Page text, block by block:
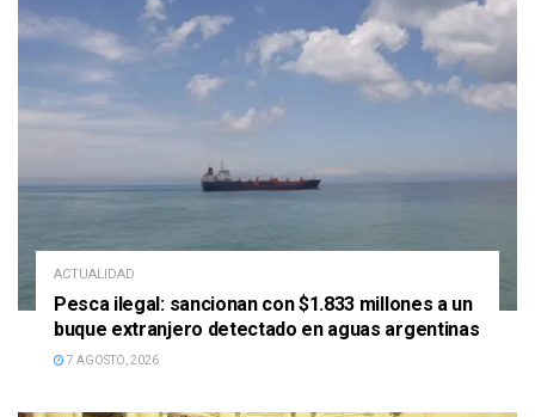
ACTUALIDAD
Pesca ilegal: sancionan con $1.833 millones a un
buque extranjero detectado en aguas argentinas
7 AGOSTO, 2026